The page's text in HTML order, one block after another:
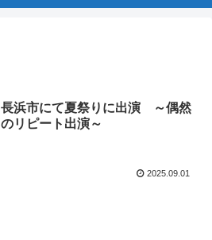
長浜市にて夏祭りに出演 ～偶然
のリピート出演～
2025.09.01